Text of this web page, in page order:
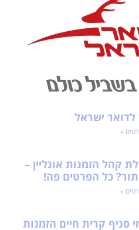
לדואר ישראל
»
קהל הזמנות אונליין –
תור? כל הפרטים פה!
»
סניף קרית חיים הזמנות